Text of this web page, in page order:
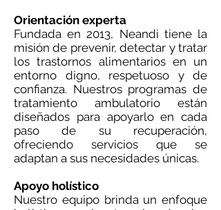
Orientación experta
Fundada en 2013, Neandi tiene la
misión de prevenir, detectar y tratar
los trastornos alimentarios en un
entorno digno, respetuoso y de
confianza. Nuestros programas de
tratamiento ambulatorio están
diseñados para apoyarlo en cada
paso de su recuperación,
ofreciendo servicios que se
adaptan a sus necesidades únicas.
Apoyo holístico
Nuestro equipo brinda un enfoque